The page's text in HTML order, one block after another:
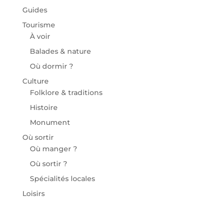
Guides
Tourisme
À voir
Balades & nature
Où dormir ?
Culture
Folklore & traditions
Histoire
Monument
Où sortir
Où manger ?
Où sortir ?
Spécialités locales
Loisirs